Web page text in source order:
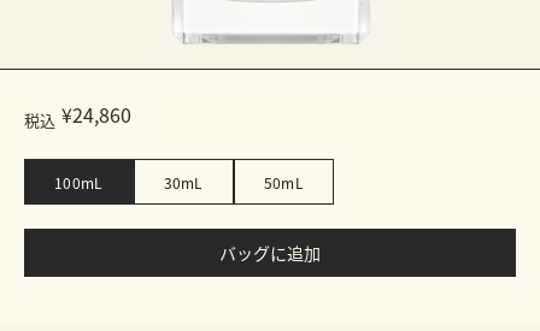
税込 ¥24,860
100mL 30mL 50mL
バッグに追加